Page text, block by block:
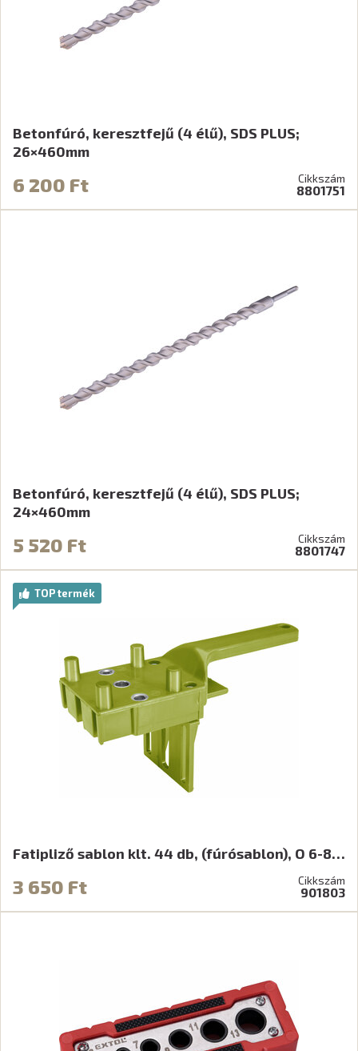
Betonfúró, keresztfejű (4 élű), SDS PLUS;
26×460mm
6 200 Ft Cikkszám
8801751
Betonfúró, keresztfejű (4 élű), SDS PLUS;
24×460mm
5 520 Ft Cikkszám
8801747
TOP termék
Fatipliző sablon klt. 44 db, (fúrósablon), O 6-8…
3 650 Ft Cikkszám
901803